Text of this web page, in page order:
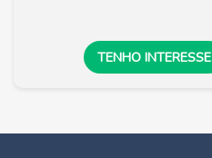
TENHO INTERESSE